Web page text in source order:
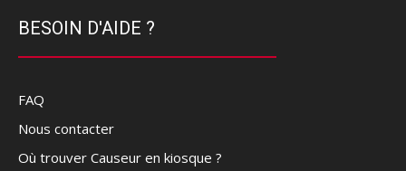
BESOIN D'AIDE ?
FAQ
Nous contacter
Où trouver Causeur en kiosque ?